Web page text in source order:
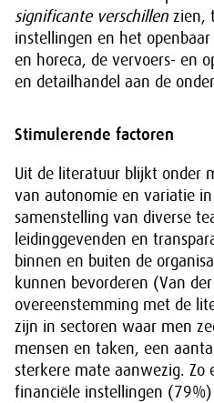
significante verschillenzien,
instellingen en het
en horeca, de vervoers- en
en detailhandel aan de
Stimulerende factoren
Uit de literatuur blijkt onder
van autonomie en variatie
samenstelling van diverse
leidinggevenden en
binnen en buiten de
kunnen bevorderen (Van
overeenstemming met de
zijn in sectoren waar men
mensen en taken, een
sterkere mate aanwezig. Zo
financiële instellingen